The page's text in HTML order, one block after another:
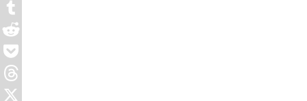
Email
Tumblr
Reddit
Pocket
Threads